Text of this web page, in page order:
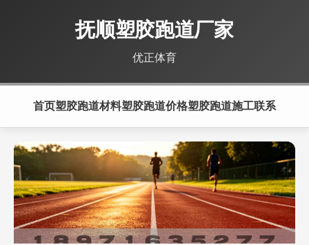
抚顺塑胶跑道厂家
优正体育
首页塑胶跑道材料塑胶跑道价格塑胶跑道施工联系